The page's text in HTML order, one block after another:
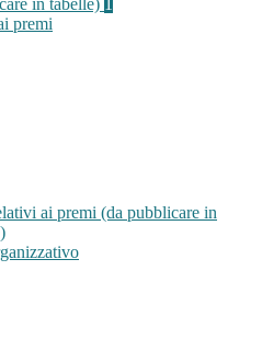
in tabelle)
premi
ai premi (da pubblicare in